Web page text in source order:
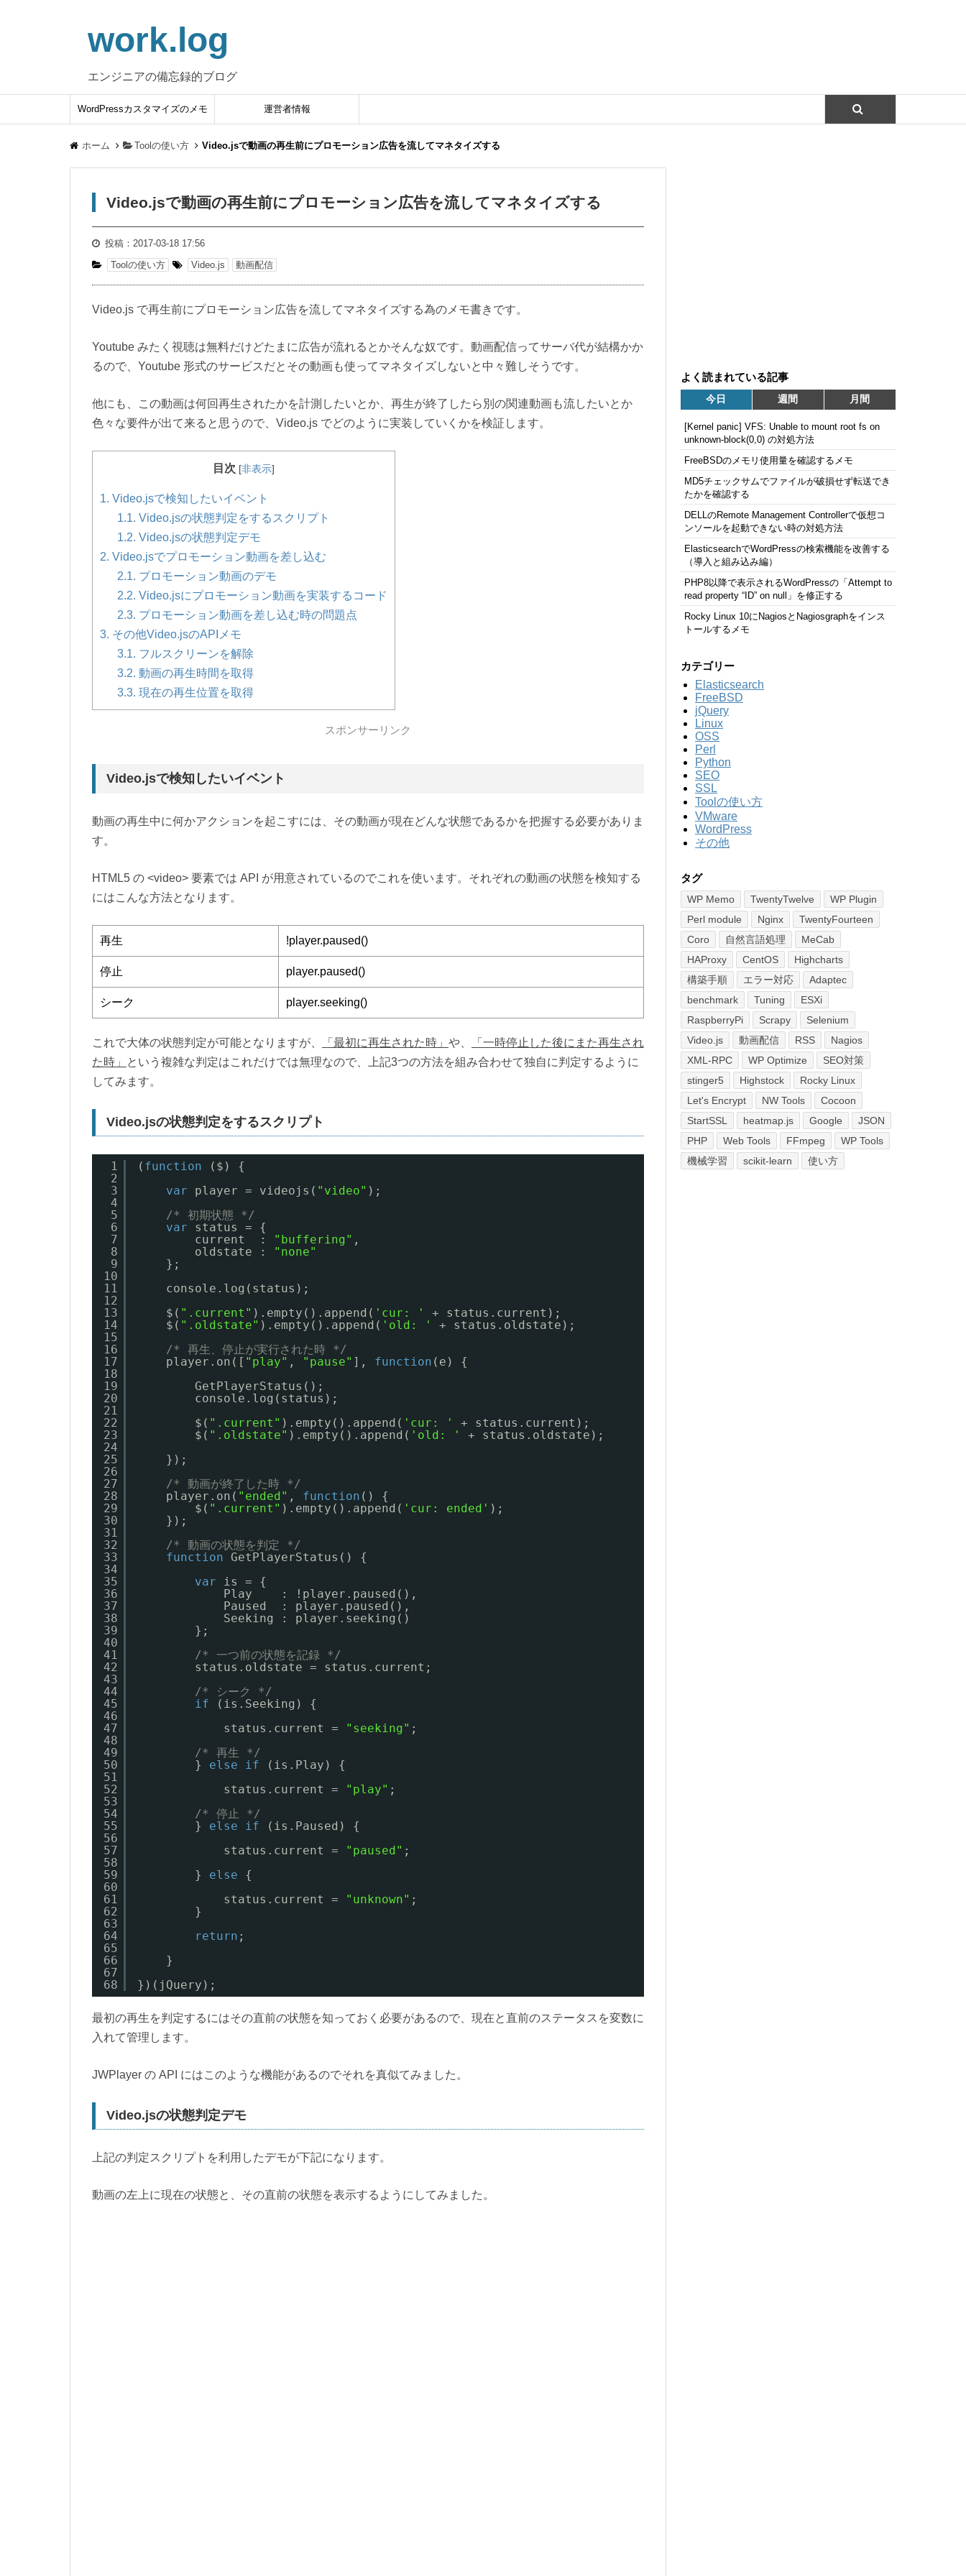
work.log
エンジニアの備忘録的ブログ
WordPressカスタマイズのメモ 運営者情報
ホーム Toolの使い方 Video.jsで動画の再生前にプロモーション広告を流してマネタイズする
Video.jsで動画の再生前にプロモーション広告を流してマネタイズする
投稿： 2017-03-18 17:56
Toolの使い方
Video.js 動画配信
Video.js で再生前にプロモーション広告を流してマネタイズする為のメモ書きです。
Youtube みたく視聴は無料だけどたまに広告が流れるとかそんな奴です。動画配信ってサーバ代が結構かか
るので、Youtube 形式のサービスだとその動画も使ってマネタイズしないと中々難しそうです。
他にも、この動画は何回再生されたかを計測したいとか、再生が終了したら別の関連動画も流したいとか
色々な要件が出て来ると思うので、Video.js でどのように実装していくかを検証します。
目次 [非表示]
1. Video.jsで検知したいイベント
1.1. Video.jsの状態判定をするスクリプト
1.2. Video.jsの状態判定デモ
2. Video.jsでプロモーション動画を差し込む
2.1. プロモーション動画のデモ
2.2. Video.jsにプロモーション動画を実装するコード
2.3. プロモーション動画を差し込む時の問題点
3. その他Video.jsのAPIメモ
3.1. フルスクリーンを解除
3.2. 動画の再生時間を取得
3.3. 現在の再生位置を取得
スポンサーリンク
Video.jsで検知したいイベント
動画の再生中に何かアクションを起こすには、その動画が現在どんな状態であるかを把握する必要がありま
す。
HTML5 の <video> 要素では API が用意されているのでこれを使います。それぞれの動画の状態を検知する
にはこんな方法となります。
再生 !player.paused()
停止 player.paused()
シーク player.seeking()
これで大体の状態判定が可能となりますが、 「最初に再生された時」 や、
「一時停止した後にまた再生され
た時」
という複雑な判定はこれだけでは無理なので、上記3つの方法を組み合わせて独自に判定するように
してみます。
Video.jsの状態判定をするスクリプト
1
2
3
4
5
6
7
8
9
10
11
12
13
14
15
16
17
18
19
20
21
22
23
24
25
26
27
28
29
30
31
32
33
34
35
36
37
38
39
40
41
42
43
44
45
46
47
48
49
50
51
52
53
54
55
56
57
58
59
60
61
62
63
64
65
66
67
68
( function
($) {
var
player = videojs( "video" );
/* 初期状態 */
var
status = {
current  :
"buffering" ,
oldstate :
"none"
};
console.log(status);
$( ".current" ).empty().append( 'cur: '
+ status.current);
$( ".oldstate" ).empty().append( 'old: '
+ status.oldstate);
/* 再生、停止が実行された時 */
player.on([ "play" , "pause" ], function (e) {
GetPlayerStatus();
console.log(status);
$( ".current" ).empty().append( 'cur: '
+ status.current);
$( ".oldstate" ).empty().append( 'old: '
+ status.oldstate);
});
/* 動画が終了した時 */
player.on( "ended" , function () {
$( ".current" ).empty().append( 'cur: ended' );
});
/* 動画の状態を判定 */
function GetPlayerStatus() {
var
is = {
Play    : !player.paused(),
Paused  : player.paused(),
Seeking : player.seeking()
};
/* 一つ前の状態を記録 */
status.oldstate = status.current;
/* シーク */
if
(is.Seeking) {
status.current =
"seeking" ;
/* 再生 */
} else if
(is.Play) {
status.current =
"play" ;
/* 停止 */
} else if
(is.Paused) {
status.current =
"paused" ;
} else
{
status.current =
"unknown" ;
}
return ;
}
})(jQuery);
最初の再生を判定するにはその直前の状態を知っておく必要があるので、現在と直前のステータスを変数に
入れて管理します。
JWPlayer の API にはこのような機能があるのでそれを真似てみました。
Video.jsの状態判定デモ
上記の判定スクリプトを利用したデモが下記になります。
動画の左上に現在の状態と、その直前の状態を表示するようにしてみました。
よく読まれている記事
今日 週間 月間
[Kernel panic] VFS: Unable to mount root fs on
unknown-block(0,0) の対処方法
FreeBSDのメモリ使用量を確認するメモ
MD5チェックサムでファイルが破損せず転送でき
たかを確認する
DELLのRemote Management Controllerで仮想コ
ンソールを起動できない時の対処方法
ElasticsearchでWordPressの検索機能を改善する
（導入と組み込み編）
PHP8以降で表示されるWordPressの「Attempt to
read property “ID” on null」を修正する
Rocky Linux 10にNagiosとNagiosgraphをインス
トールするメモ
カテゴリー
Elasticsearch
FreeBSD
jQuery
Linux
OSS
Perl
Python
SEO
SSL
Toolの使い方
VMware
WordPress
その他
タグ
WP Memo TwentyTwelve
WP Plugin
Perl module
Nginx
TwentyFourteen
Coro
自然言語処理
MeCab
HAProxy
CentOS
Highcharts
構築手順
エラー対応
Adaptec
benchmark
Tuning
ESXi
RaspberryPi
Scrapy
Selenium
Video.js
動画配信 RSS
Nagios
XML-RPC
WP Optimize
SEO対策
stinger5
Highstock
Rocky Linux
Let's Encrypt
NW Tools
Cocoon
StartSSL
heatmap.js Google
JSON
PHP
Web Tools FFmpeg
WP Tools
機械学習
scikit-learn 使い方